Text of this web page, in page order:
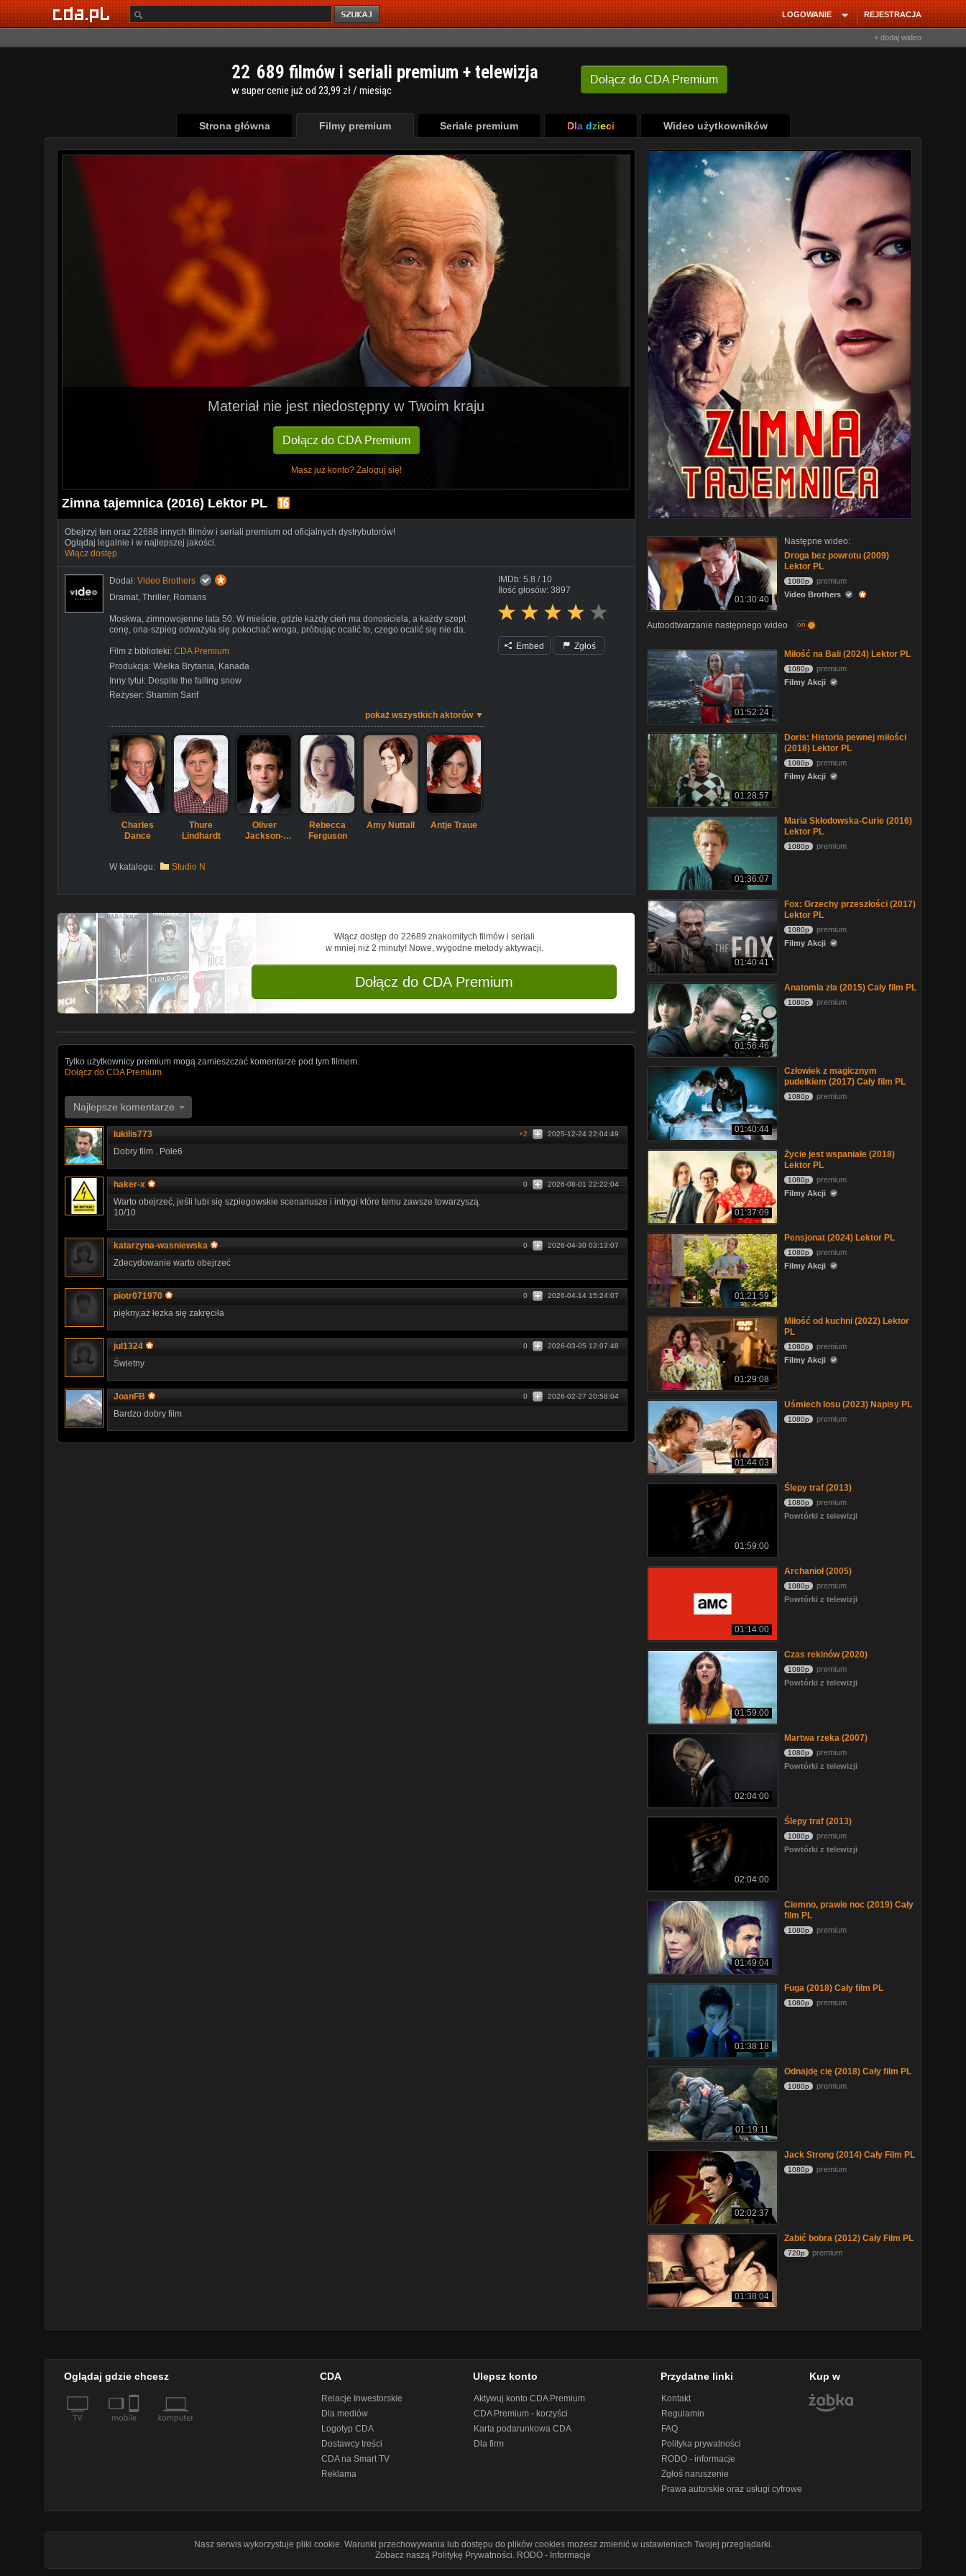
REJESTRACJA
LOGOWANIE
+ dodaj wideo
Dołącz do CDA Premium
22 689 filmów i seriali premium + telewizja
w super cenie już od 23,99 zł / miesiąc
Strona główna Filmy premium Seriale premium Dla dzieci Wideo użytkowników
Materiał nie jest niedostępny w Twoim kraju
Dołącz do CDA Premium
Masz już konto? Zaloguj się!
Zimna tajemnica (2016) Lektor PL
Obejrzyj ten oraz 22688 innych filmów i seriali premium od oficjalnych dystrybutorów!
Oglądaj legalnie i w najlepszej jakości.
Włącz dostęp
Dodał: Video Brothers
Dramat, Thriller, Romans
Moskwa, zimnowojenne lata 50. W mieście, gdzie każdy cień ma donosiciela, a każdy szept
cenę, ona-szpieg odważyła się pokochać wroga, próbując ocalić to, czego ocalić się nie da.
Film z biblioteki: CDA Premium
Produkcja: Wielka Brytania, Kanada
Inny tytuł: Despite the falling snow
Reżyser: Shamim Sarif
pokaż wszystkich aktorów ▼
Charles
Dance
Thure
Lindhardt
Oliver
Jackson-
Rebecca
Ferguson
Amy Nuttall Antje Traue
W katalogu: Studio N
IMDb: 5.8 / 10
Ilość głosów: 3897
Embed Zgłoś
Włącz dostęp do 22689 znakomitych filmów i seriali
w mniej niż 2 minuty! Nowe, wygodne metody aktywacji.
Dołącz do CDA Premium
Tylko użytkownicy premium mogą zamieszczać komentarze pod tym filmem.
Dołącz do CDA Premium
Najlepsze komentarze
lukilis773 2025-12-24 22:04:49
+2
Dobry film . Pole6
haker-x 2026-08-01 22:22:04
0
Warto obejrzeć, jeśli lubi się szpiegowskie scenariusze i intrygi które temu zawsze towarzyszą.
10/10
katarzyna-wasniewska 2026-04-30 03:13:07
0
Zdecydowanie warto obejrzeć
piotr071970 2026-04-14 15:24:07
0
piękny,aż łezka się zakręciła
jul1324 2026-03-05 12:07:48
0
Świetny
JoanFB 2026-02-27 20:58:04
0
Bardzo dobry film
01:30:40
Następne wideo:
Droga bez powrotu (2009)
Lektor PL
1080p
premium
Video Brothers
Autoodtwarzanie następnego wideo on
01:52:24
Miłość na Bali (2024) Lektor PL
1080p
premium
Filmy Akcji
01:28:57
Doris: Historia pewnej miłości
(2018) Lektor PL
1080p
premium
Filmy Akcji
01:36:07
Maria Skłodowska-Curie (2016)
Lektor PL
1080p premium
01:40:41
Fox: Grzechy przeszłości (2017)
Lektor PL
1080p
premium
Filmy Akcji
01:56:46
Anatomia zła (2015) Cały film PL
1080p premium
01:40:44
Człowiek z magicznym
pudełkiem (2017) Cały film PL
1080p premium
01:37:09
Życie jest wspaniałe (2018)
Lektor PL
1080p
premium
Filmy Akcji
01:21:59
Pensjonat (2024) Lektor PL
1080p
premium
Filmy Akcji
01:29:08
Miłość od kuchni (2022) Lektor
PL
1080p
premium
Filmy Akcji
01:44:03
Uśmiech losu (2023) Napisy PL
1080p premium
01:59:00
Ślepy traf (2013)
1080p
premium
Powtórki z telewizji
01:14:00
Archanioł (2005)
1080p
premium
Powtórki z telewizji
01:59:00
Czas rekinów (2020)
1080p
premium
Powtórki z telewizji
02:04:00
Martwa rzeka (2007)
1080p
premium
Powtórki z telewizji
02:04:00
Ślepy traf (2013)
1080p
premium
Powtórki z telewizji
01:49:04
Ciemno, prawie noc (2019) Cały
film PL
1080p premium
01:38:18
Fuga (2018) Cały film PL
1080p premium
01:19:11
Odnajdę cię (2018) Cały film PL
1080p premium
02:02:37
Jack Strong (2014) Cały Film PL
1080p premium
01:38:04
Zabić bobra (2012) Cały Film PL
720p premium
Oglądaj gdzie chcesz CDA
Relacje Inwestorskie
Dla mediów
Logotyp CDA
Dostawcy treści
CDA na Smart TV
Reklama
Ulepsz konto
Aktywuj konto CDA Premium
CDA Premium - korzyści
Karta podarunkowa CDA
Dla firm
Przydatne linki
Kontakt
Regulamin
FAQ
Polityka prywatności
RODO - informacje
Zgłoś naruszenie
Prawa autorskie oraz usługi cyfrowe
Kup w
Nasz serwis wykorzystuje pliki cookie. Warunki przechowywania lub dostępu do plików cookies możesz zmienić w ustawieniach Twojej przeglądarki.
Zobacz naszą Politykę Prywatności. RODO - Informacje